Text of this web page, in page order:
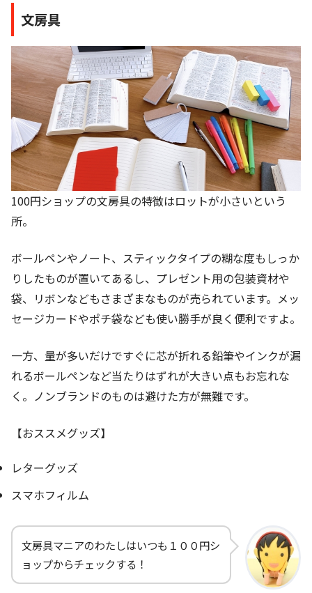
文房具
100円ショップの文房具の特徴はロットが小さいという
所。
ボールペンやノート、スティックタイプの糊な度もしっか
りしたものが置いてあるし、プレゼント用の包装資材や
袋、リボンなどもさまざまなものが売られています。メッ
セージカードやポチ袋なども使い勝手が良く便利ですよ。
一方、 量が多いだけですぐに芯が折れる鉛筆やインクが漏
れるボールペンなど当たりはずれが大きい点もお忘れな
く。ノンブランドのものは避けた方が無難です。
【おススメグッズ】
レターグッズ
スマホフィルム
文房具マニアのわたしはいつも１００円シ
ョップからチェックする！